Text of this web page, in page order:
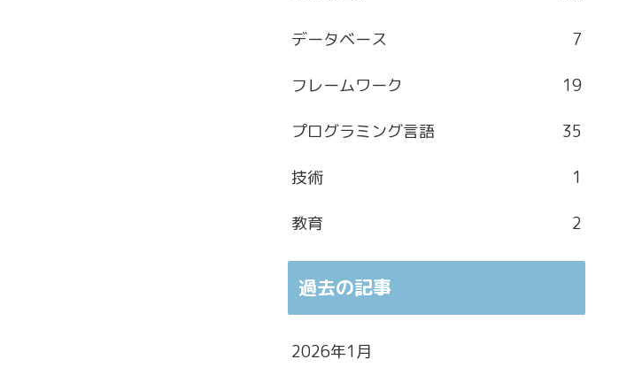
データベース 7
フレームワーク 19
プログラミング言語 35
技術 1
教育 2
過去の記事
2026年1月